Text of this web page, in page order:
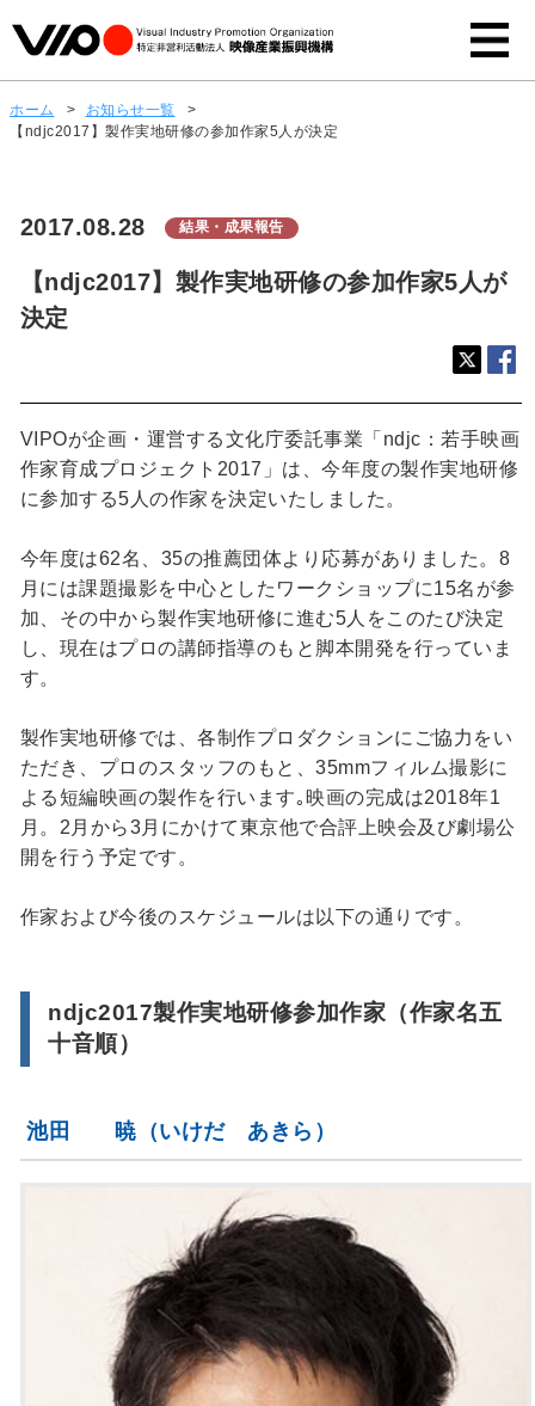
ホーム > お知らせ一覧
>
【ndjc2017】製作実地研修の参加作家5人が決定
2017.08.28 結果・成果報告
【ndjc2017】製作実地研修の参加作家5人が
決定
VIPOが企画・運営する文化庁委託事業「ndjc：若手映画
作家育成プロジェクト2017」は、今年度の製作実地研修
に参加する5人の作家を決定いたしました。
今年度は62名、35の推薦団体より応募がありました。8
月には課題撮影を中心としたワークショップに15名が参
加、その中から製作実地研修に進む5人をこのたび決定
し、現在はプロの講師指導のもと脚本開発を行っていま
す。
製作実地研修では、各制作プロダクションにご協力をい
ただき、プロのスタッフのもと、35mmフィルム撮影に
よる短編映画の製作を行います｡映画の完成は2018年1
月。2月から3月にかけて東京他で合評上映会及び劇場公
開を行う予定です。
作家および今後のスケジュールは以下の通りです。
ndjc2017製作実地研修参加作家（作家名五
十音順）
池田 暁（いけだ あきら）